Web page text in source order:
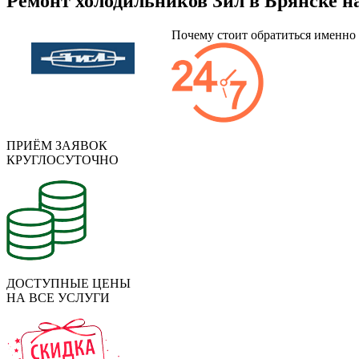
Почему стоит обратиться
ПРИЁМ ЗАЯВОК
КРУГЛОСУТОЧНО
ДОСТУПНЫЕ ЦЕНЫ
НА ВСЕ УСЛУГИ